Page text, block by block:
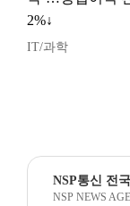
2%↓
IT/과학
NSP통신 전
NSP NEWS